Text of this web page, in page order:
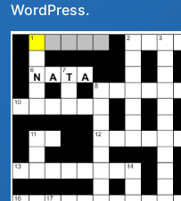
WordPress.